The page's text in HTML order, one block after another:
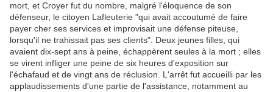
mort, et Croyer fut du nombre, malgré l'éloquence de son
défenseur, le citoyen Lafleuterie "qui avait accoutumé de faire
payer cher ses services et improvisait une défense piteuse,
lorsqu'il ne trahissait pas ses clients". Deux jeunes filles, qui
avaient dix-sept ans à peine, échappèrent seules à la mort ; elles
se virent infliger une peine de six heures d'exposition sur
l'échafaud et de vingt ans de réclusion. L'arrêt fut accueilli par les
applaudissements d'une partie de l'assistance, notamment au